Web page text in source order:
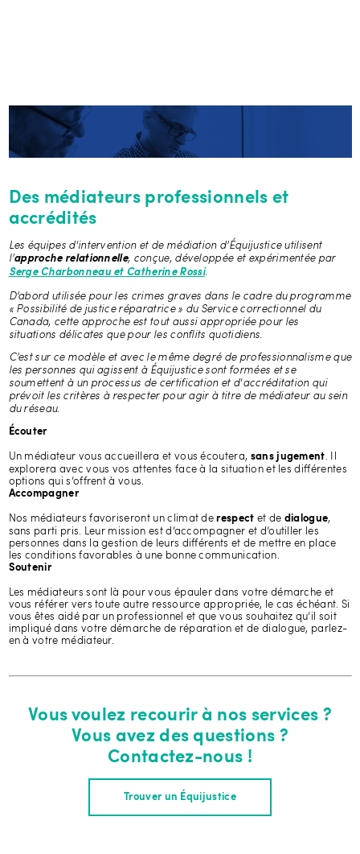
Des médiateurs professionnels et
accrédités
Les équipes d'intervention et de médiation d’Équijustice utilisent
l’approche relationnelle, conçue, développée et expérimentée par
Serge Charbonneau et Catherine Rossi.
D’abord utilisée pour les crimes graves dans le cadre du programme
« Possibilité de justice réparatrice » du Service correctionnel du
Canada, cette approche est tout aussi appropriée pour les
situations délicates que pour les conflits quotidiens.
C’est sur ce modèle et avec le même degré de professionnalisme que
les personnes qui agissent à Équijustice sont formées et se
soumettent à un processus de certification et d'accréditation qui
prévoit les critères à respecter pour agir à titre de médiateur au sein
du réseau.
Écouter
Un médiateur vous accueillera et vous écoutera, sans jugement. Il
explorera avec vous vos attentes face à la situation et les différentes
options qui s’offrent à vous.
Accompagner
Nos médiateurs favoriseront un climat derespect et de dialogue,
sans parti pris. Leur mission est d’accompagner et d’outiller les
personnes dans la gestion de leurs différents et de mettre en place
les conditions favorables à une bonne communication.
Soutenir
Les médiateurs sont là pour vous épauler dans votre démarche et
vous référer vers toute autre ressource appropriée, le cas échéant. Si
vous êtes aidé par un professionnel et que vous souhaitez qu’il soit
impliqué dans votre démarche de réparation et de dialogue, parlez-
en à votre médiateur.
Vous voulez recourir à nos services ?
Vous avez des questions ?
Contactez-nous !
Trouver un Équijustice